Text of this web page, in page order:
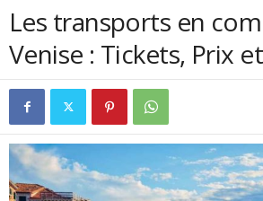
Les transports en
Venise : Tickets, Prix